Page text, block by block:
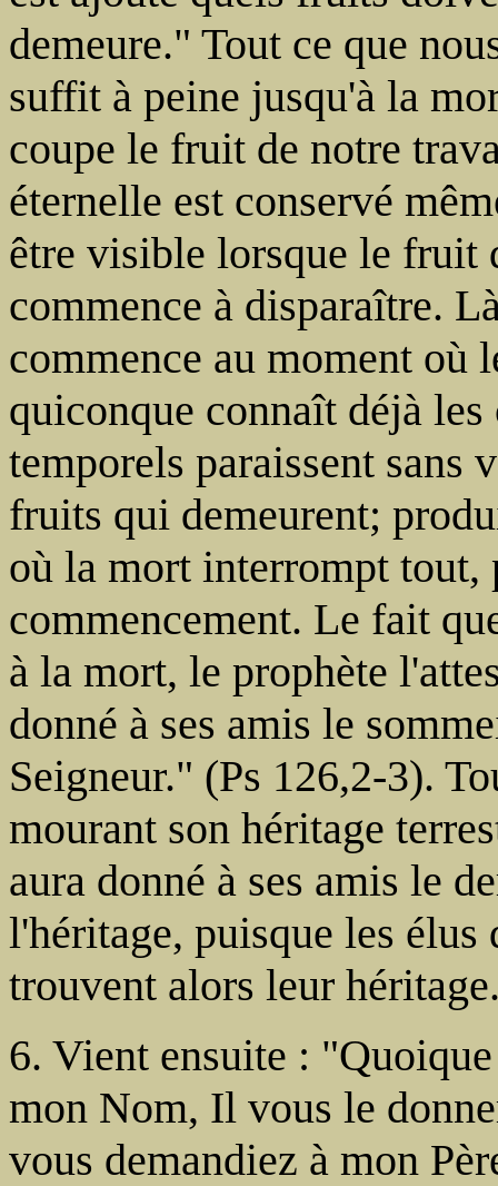
demeure." Tout ce que
suffit à peine jusqu'à la
coupe le fruit de notre
éternelle est conservé
être visible lorsque le fruit
commence à disparaître.
commence au moment où
quiconque connaît déjà
temporels paraissent sans
fruits qui demeurent;
où la mort interrompt tout,
commencement. Le fait
à la mort, le prophète
donné à ses amis le
Seigneur." (Ps 126,2-3).
mourant son héritage
aura donné à ses amis le
l'héritage, puisque les
trouvent alors leur
6. Vient ensuite :
mon Nom, Il vous le
vous demandiez à mon